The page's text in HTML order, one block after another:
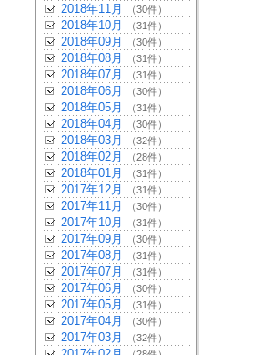
2018年11月 （30件）
2018年10月 （31件）
2018年09月 （30件）
2018年08月 （31件）
2018年07月 （31件）
2018年06月 （30件）
2018年05月 （31件）
2018年04月 （30件）
2018年03月 （32件）
2018年02月 （28件）
2018年01月 （31件）
2017年12月 （31件）
2017年11月 （30件）
2017年10月 （31件）
2017年09月 （30件）
2017年08月 （31件）
2017年07月 （31件）
2017年06月 （30件）
2017年05月 （31件）
2017年04月 （30件）
2017年03月 （32件）